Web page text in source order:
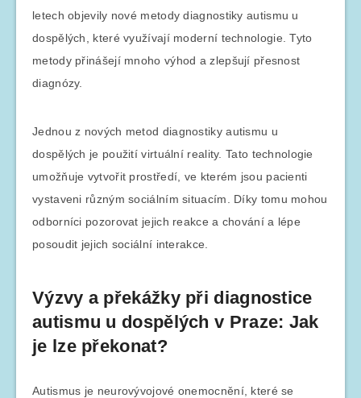
letech objevily nové metody diagnostiky autismu u
dospělých, které využívají moderní technologie. Tyto
metody přinášejí mnoho výhod a zlepšují přesnost
diagnózy.
Jednou z nových metod diagnostiky autismu u
dospělých je použití virtuální reality. Tato technologie
umožňuje vytvořit prostředí, ve kterém jsou pacienti
vystaveni různým sociálním situacím. Díky tomu mohou
odborníci pozorovat jejich reakce a chování a lépe
posoudit jejich sociální interakce.
Výzvy a překážky při diagnostice
autismu u dospělých v Praze: Jak
je lze překonat?
Autismus je neurovývojové onemocnění, které se